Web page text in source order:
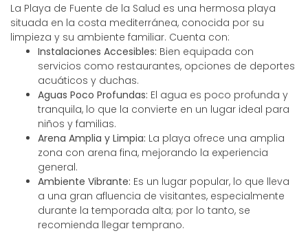
La Playa de Fuente de la Salud es una hermosa playa
situada en la costa mediterránea, conocida por su
limpieza y su ambiente familiar. Cuenta con:
Instalaciones Accesibles: Bien equipada con
servicios como restaurantes, opciones de deportes
acuáticos y duchas.
Aguas Poco Profundas: El agua es poco profunda y
tranquila, lo que la convierte en un lugar ideal para
niños y familias.
Arena Amplia y Limpia: La playa ofrece una amplia
zona con arena fina, mejorando la experiencia
general.
Ambiente Vibrante: Es un lugar popular, lo que lleva
a una gran afluencia de visitantes, especialmente
durante la temporada alta; por lo tanto, se
recomienda llegar temprano.